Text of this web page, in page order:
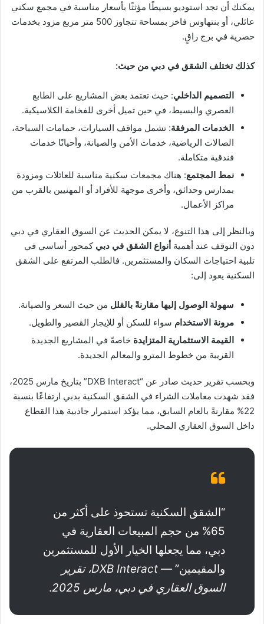
يمكنك أن تجد استوديو بسيطًا مؤثثًا بأسعار مناسبة في مجمع سكني
عائلي، أو بنتهاوس فاخر بمساحة تتجاوز 500 متر مربع مزود بخدمات
حصرية في برج راقٍ.
كذلك تختلف الشقق في دبي من حيث:
التصميم الداخلي: حيث تعتمد بعض المشاريع على الطابع
العصري والبسيط، في حين تميل أخرى للفخامة الكلاسيكية.
الخدمات المرفقة: تشمل مواقف السيارات، حمامات السباحة،
الصالات الرياضية، خدمات الأمن والصيانة، وأحيانًا خدمات
فندقية متكاملة.
نمط المجتمع: هناك مجمعات سكنية مناسبة للعائلات ومزودة
بمدارس وحدائق، وأخرى موجهة للأفراد أو المهنيين بالقرب من
مراكز الأعمال.
وبالنظر إلى هذا التنوع، لا يمكن الحديث عن السوق العقاري في دبي
دون التوقف عند أهمية أنواع الشقق في دبي كمحور أساسي في
تلبية احتياجات السكان والمستثمرين. فالطلب المرتفع على الشقق
السكنية يعود إلى:
سهولة الوصول إليها مقارنةً بالفلل من حيث السعر والصيانة.
مرونة الاستخدام سواء للسكن أو للإيجار القصير والطويل.
القيمة الاستثمارية المتزايدة خاصةً في المشاريع الجديدة
القريبة من خطوط المترو والمعالم الجديدة.
وبحسب تقرير حديث صادر عن “DXB Interact” بتاريخ مارس 2025،
فقد شهدت معاملات الشراء في الشقق السكنية بدبي ارتفاعًا بنسبة
22% مقارنةً بالعام السابق، مما يؤكد استمرار جاذبية هذا القطاع
داخل السوق العقاري المحلي.
“الشقق السكنية تستحوذ على أكثر من
65% من حجم المبيعات العقارية في
دبي، مما يجعلها الخيار الأول للمستثمرين
والمقيمين” —
DXB Interact، تقرير
السوق العقاري في دبي، مارس 2025
.